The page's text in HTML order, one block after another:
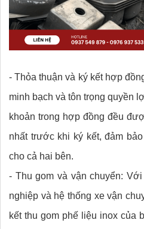
- Thỏa thuận và ký kết hợp
minh bạch và tôn trọng quyền
khoản trong hợp đồng đều
nhất trước khi ký kết, đảm
cho cả hai bên.
- Thu gom và vận chuyển:
nghiệp và hệ thống xe vận
kết thu gom phế liệu inox của